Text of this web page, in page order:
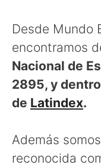
Desde Mundo
encontramos
Nacional de
2895, y
de Latindex.
Además
reconocida